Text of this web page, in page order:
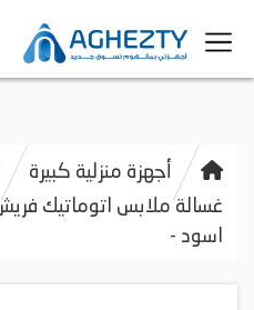
أجهزة منزلية كبيرة
اسود -